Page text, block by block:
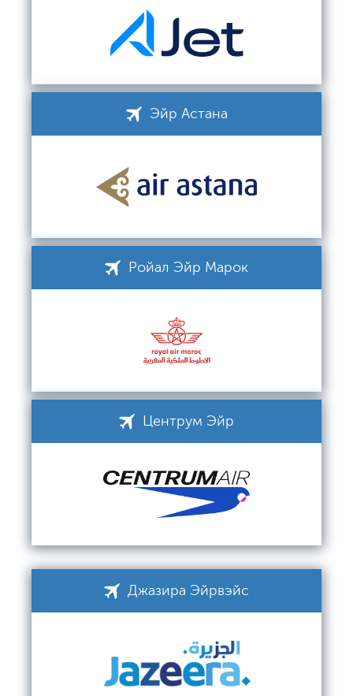
Эйр Астана
Ройал Эйр Марок
Центрум Эйр
Джазира Эйрвэйс